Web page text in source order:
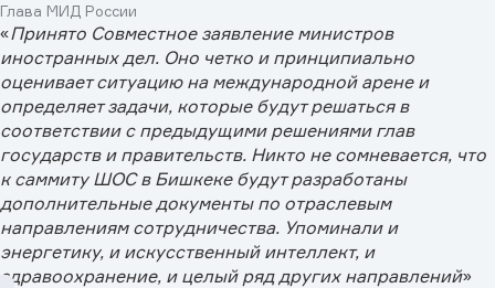
Глава МИД России
«Принято Совместное заявление министров
иностранных дел. Оно четко и принципиально
оценивает ситуацию на международной арене и
определяет задачи, которые будут решаться в
соответствии с предыдущими решениями глав
государств и правительств. Никто не сомневается, что
к саммиту ШОС в Бишкеке будут разработаны
дополнительные документы по отраслевым
направлениям сотрудничества. Упоминали и
энергетику, и искусственный интеллект, и
здравоохранение, и целый ряд других направлений»